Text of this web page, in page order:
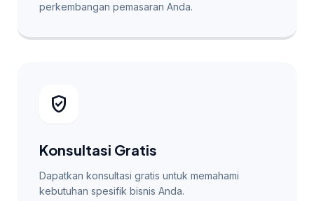
perkembangan pemasaran Anda.
verified_user
Konsultasi Gratis
Dapatkan konsultasi gratis untuk memahami
kebutuhan spesifik bisnis Anda.